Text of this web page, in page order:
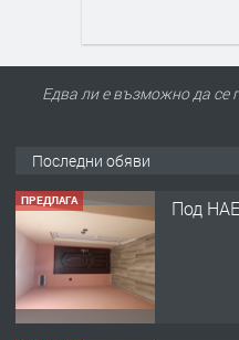
Едва ли е възможно да се
Последни обяви
ПРЕДЛАГА Под